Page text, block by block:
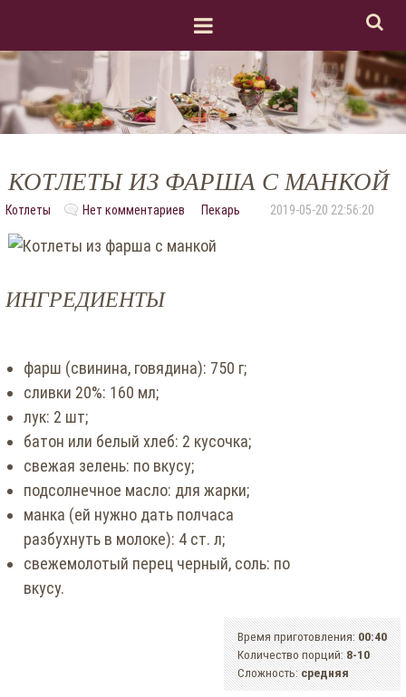
КОТЛЕТЫ ИЗ ФАРША С МАНКОЙ
Котлеты Нет комментариев Пекарь 2019-05-20 22:56:20
ИНГРЕДИЕНТЫ
фарш (свинина, говядина): 750 г;
сливки 20%: 160 мл;
лук: 2 шт;
батон или белый хлеб: 2 кусочка;
свежая зелень: по вкусу;
подсолнечное масло: для жарки;
манка (ей нужно дать полчаса
разбухнуть в молоке): 4 ст. л;
свежемолотый перец черный, соль: по
вкусу.
Время приготовления:00:40
Количество порций:8-10
Сложность:средняя